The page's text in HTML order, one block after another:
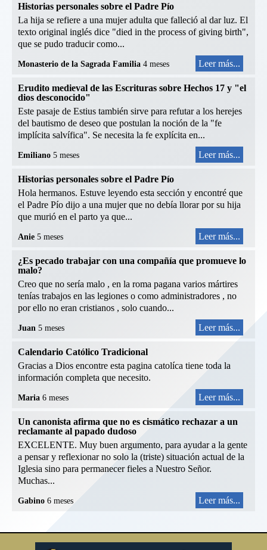
Historias personales sobre el Padre Pío
La hija se refiere a una mujer adulta que falleció al dar luz. El
texto original inglés dice "died in the process of giving birth",
que se pudo traducir como...
Monasterio de la Sagrada Familia 4 meses Leer más...
Erudito medieval de las Escrituras sobre Hechos 17 y "el
dios desconocido"
Este pasaje de Estius también sirve para refutar a los herejes
del bautismo de deseo que postulan la noción de la "fe
implícita salvífica". Se necesita la fe explícita en...
Emiliano 5 meses Leer más...
Historias personales sobre el Padre Pío
Hola hermanos. Estuve leyendo esta sección y encontré que
el Padre Pío dijo a una mujer que no debía llorar por su hija
que murió en el parto ya que...
Anie 5 meses Leer más...
¿Es pecado trabajar con una compañía que promueve lo
malo?
Creo que no sería malo , en la roma pagana varios mártires
tenías trabajos en las legiones o como administradores , no
por ello no eran cristianos , solo cuando...
Juan 5 meses Leer más...
Calendario Católico Tradicional
Gracias a Dios encontre esta pagina catolíca tiene toda la
información completa que necesito.
Maria 6 meses Leer más...
Un canonista afirma que no es cismático rechazar a un
reclamante al papado dudoso
EXCELENTE. Muy buen argumento, para ayudar a la gente
a pensar y reflexionar no solo la (triste) situación actual de la
Iglesia sino para permanecer fieles a Nuestro Señor.
Muchas...
Gabino 6 meses Leer más...